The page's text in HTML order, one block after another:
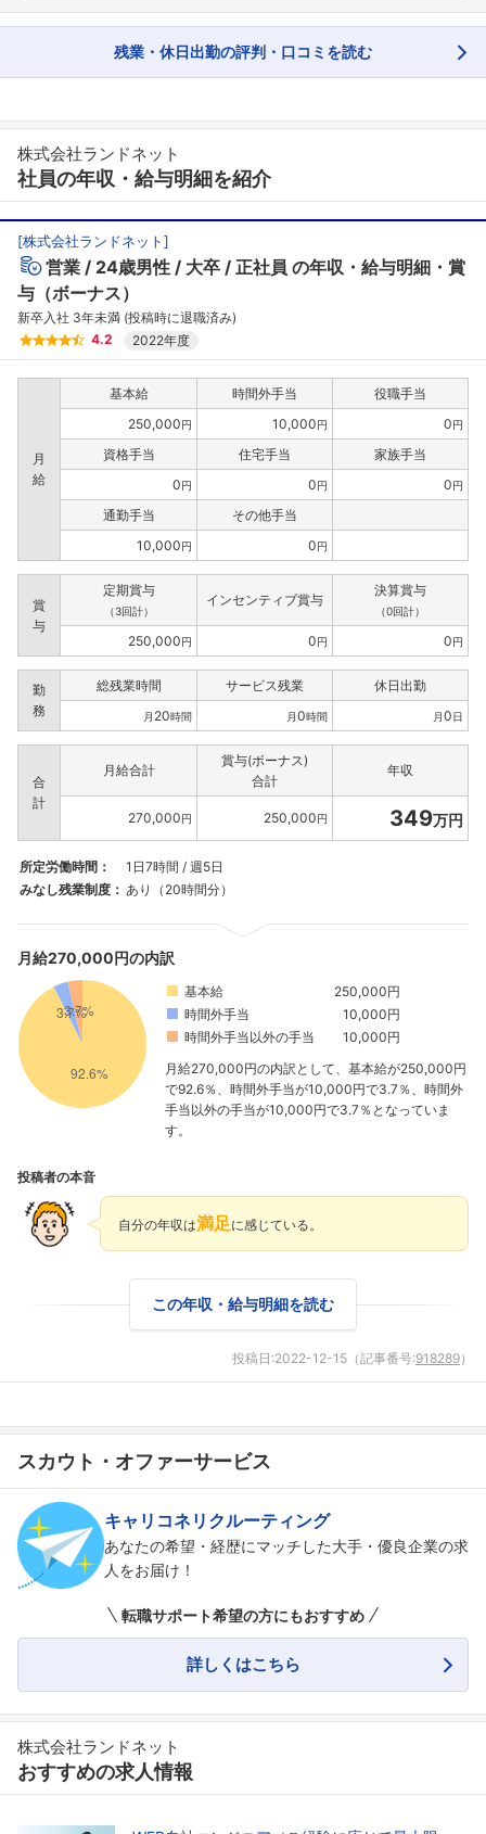
残業・休日出勤の評判・口コミを読む
株式会社ランドネット
社員の年収・給与明細を紹介
[株式会社ランドネット]
営業 24歳男性 大卒 正社員 の年収・給与明細・賞
与（ボーナス）
新卒入社 3年未満 (投稿時に退職済み)
4.2
2022年度
月
給
基本給 時間外手当
役職手当
250,000円 10,000円 0円
資格手当 住宅手当
家族手当
0円 0円 0円
通勤手当
その他手当
10,000円 0円
賞
与
定期賞与
（3回計）
インセンティブ賞与
決算賞与
（0回計）
250,000円 0円 0円
勤
務
総残業時間 サービス残業 休日出勤
月 20時間 月0時間 月0日
合
計
月給合計
賞与(ボーナス)
合計
年収
270,000円 250,000円 349万円
所定労働時間：
1日7時間 / 週5日
みなし残業制度： あり（20時間分）
月給270,000円の内訳
基本給
250,000円
時間外手当
10,000円
時間外手当以外の手当
10,000円
月給270,000円の内訳として、基本給が250,000円
で92.6％、時間外手当が10,000円で3.7％、時間外
手当以外の手当が10,000円で3.7％となっていま
す。
投稿者の本音
自分の年収は満足に感じている。
この年収・給与明細を読む
投稿日:2022-12-15 （記事番号:918289）
スカウト・オファーサービス
キャリコネリクルーティング
あなたの希望・経歴にマッチした大手・優良企業の求
人をお届け！
転職サポート希望の方にもおすすめ
詳しくはこちら
株式会社ランドネット
おすすめの求人情報